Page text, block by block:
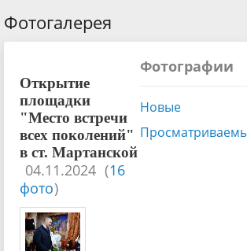
Фотогалерея
Фотографии
Новые
Открытие
площадки
"Место встречи
всех поколений"
в ст. Мартанской
04.11.2024 (16
фото)